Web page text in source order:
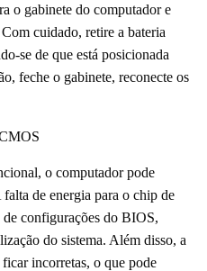
o gabinete do computador e
cuidado, retire a bateria
se de que está posicionada
feche o gabinete, reconecte os
o computador pode
de energia para o chip de
configurações do BIOS,
do sistema. Além disso, a
incorretas, o que pode